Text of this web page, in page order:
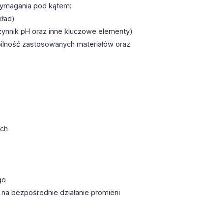
pod kątem:
pH oraz inne kluczowe elementy)
zastosowanych materiałów oraz
bezpośrednie działanie promieni